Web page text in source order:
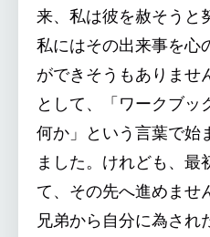
来、私は彼を赦そうと
私にはその出来事を心
ができそうもありませ
として、「ワークブッ
何か」という言葉で始
ました。けれども、最
て、その先へ進めませ
兄弟から自分に為され